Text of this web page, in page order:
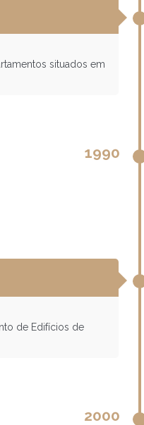
situados em
1990
de Edifícios de
2000